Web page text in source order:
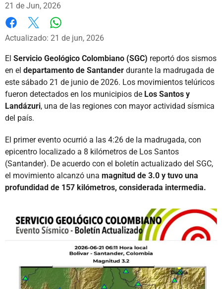
21 de Jun, 2026
Facebook
X
Actualizado: 21 de jun, 2026
El Servicio Geológico Colombiano (SGC) reportó dos sismos
en el departamento de Santander durante la madrugada de
este sábado 21 de junio de 2026. Los movimientos telúricos
fueron detectados en los municipios de Los Santos y
Landázuri, una de las regiones con mayor actividad sísmica
del país.
El primer evento ocurrió a las 4:26 de la madrugada, con
epicentro localizado a 8 kilómetros de Los Santos
(Santander). De acuerdo con el boletín actualizado del SGC,
el movimiento alcanzó una magnitud de 3.0 y tuvo una
profundidad de 157 kilómetros, considerada intermedia.